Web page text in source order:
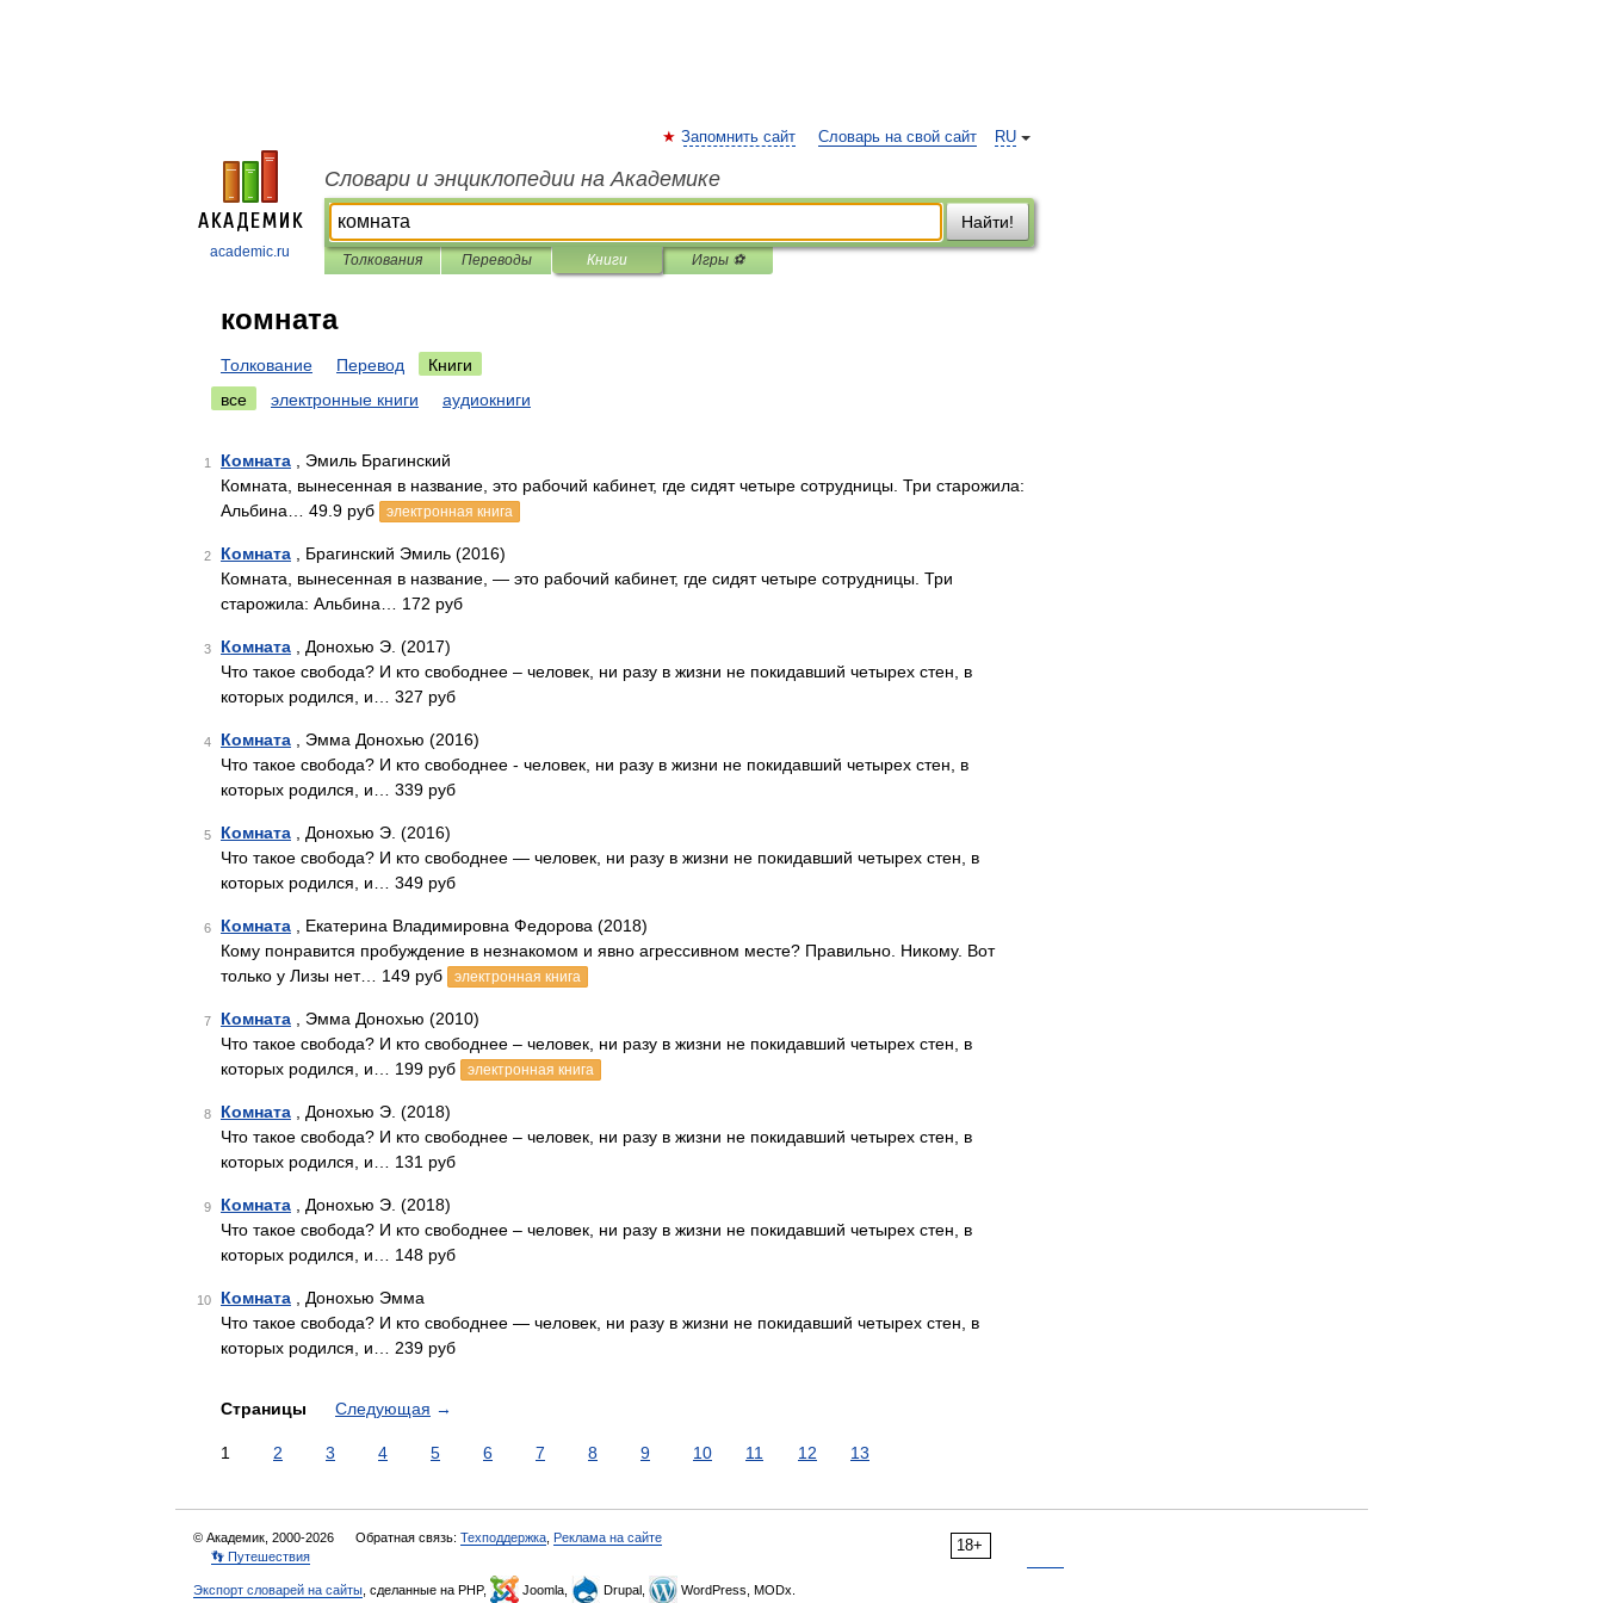
academic.ru
RU
Запомнить сайт Словарь на свой сайт
Словари и энциклопедии на Академике
Найти!
Толкования Переводы Книги Игры ⚽
комната
Толкование Перевод
Книги
все
электронные книги аудиокниги
1 Комната , Эмиль Брагинский
Комната, вынесенная в название, это рабочий кабинет, где сидят четыре сотрудницы. Три старожила:
Альбина… 49.9 руб
электронная книга
2 Комната , Брагинский Эмиль (2016)
Комната, вынесенная в название, — это рабочий кабинет, где сидят четыре сотрудницы. Три
старожила: Альбина… 172 руб
3 Комната , Донохью Э. (2017)
Что такое свобода? И кто свободнее – человек, ни разу в жизни не покидавший четырех стен, в
которых родился, и… 327 руб
4 Комната , Эмма Донохью (2016)
Что такое свобода? И кто свободнее - человек, ни разу в жизни не покидавший четырех стен, в
которых родился, и… 339 руб
5 Комната , Донохью Э. (2016)
Что такое свобода? И кто свободнее — человек, ни разу в жизни не покидавший четырех стен, в
которых родился, и… 349 руб
6 Комната , Екатерина Владимировна Федорова (2018)
Кому понравится пробуждение в незнакомом и явно агрессивном месте? Правильно. Никому. Вот
только у Лизы нет… 149 руб
электронная книга
7 Комната , Эмма Донохью (2010)
Что такое свобода? И кто свободнее – человек, ни разу в жизни не покидавший четырех стен, в
которых родился, и… 199 руб
электронная книга
8 Комната , Донохью Э. (2018)
Что такое свобода? И кто свободнее – человек, ни разу в жизни не покидавший четырех стен, в
которых родился, и… 131 руб
9 Комната , Донохью Э. (2018)
Что такое свобода? И кто свободнее – человек, ни разу в жизни не покидавший четырех стен, в
которых родился, и… 148 руб
10 Комната , Донохью Эмма
Что такое свобода? И кто свободнее — человек, ни разу в жизни не покидавший четырех стен, в
которых родился, и… 239 руб
Страницы Следующая →
1 2 3 4 5 6 7 8 9 10 11 12 13
18+
© Академик, 2000-2026 Обратная связь: Техподдержка Реклама на сайте
👣 Путешествия
Экспорт словарей на сайты , сделанные на PHP, Joomla, Drupal, WordPress, MODx.